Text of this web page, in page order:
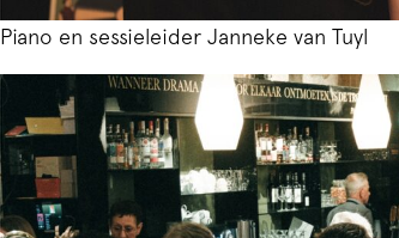
Piano en sessieleider Janneke van Tuyl